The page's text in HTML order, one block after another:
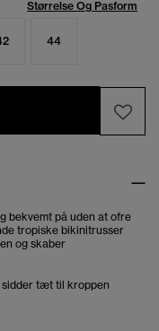
Størrelse Og Pasform
44
bekvemt på uden at ofre
tropiske bikinitrusser
og skaber
sidder tæt til kroppen